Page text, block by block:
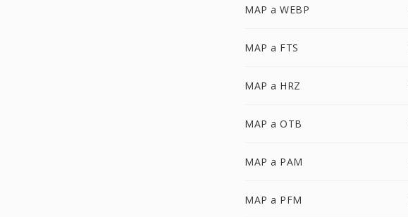
MAP a WEBP
MAP a FTS
MAP a HRZ
MAP a OTB
MAP a PAM
MAP a PFM